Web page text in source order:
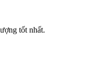
tốt nhất.